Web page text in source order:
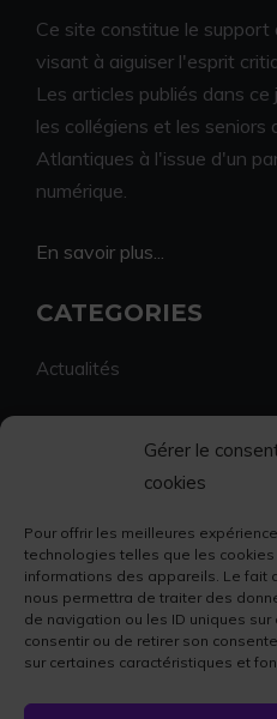
Gérer le
cookies
Pour offrir les meilleures
technologies telles que les
informations des appareils. Le fait
nous permettra de traiter des
de navigation ou les ID uniques
consentir ou de retirer son
sur certaines caractéristiques et
Ce site constitue le
visant à aiguiser l'esprit
Les articles publiés dans
les collégiens et les seniors
Atlantiques à l'issue d'un
numérique.
En savoir plus...
CATEGORIES
Actualités
Economie et vie locale
Sport et culture
Faits divers